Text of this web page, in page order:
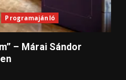
Programajánló
– Márai Sándor